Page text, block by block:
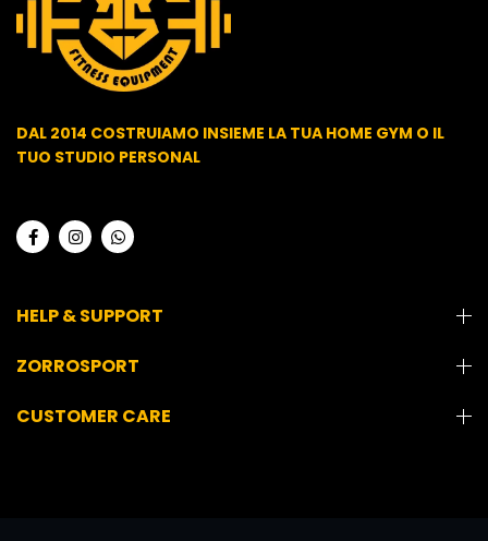
DAL 2014 COSTRUIAMO INSIEME LA TUA HOME GYM O IL
TUO STUDIO PERSONAL
HELP & SUPPORT
ZORROSPORT
CUSTOMER CARE